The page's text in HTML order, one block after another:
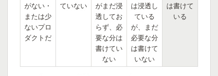
がない・
または少
ないプロ
ダクトだ
ていない
がまだ浸
透してお
らず、必
要な分は
書けてい
ない
は浸透し
ている
が、まだ
必要な分
は書けて
いない
は書けて
いる